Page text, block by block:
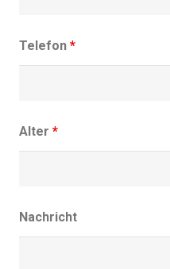
Telefon *
Alter *
Nachricht